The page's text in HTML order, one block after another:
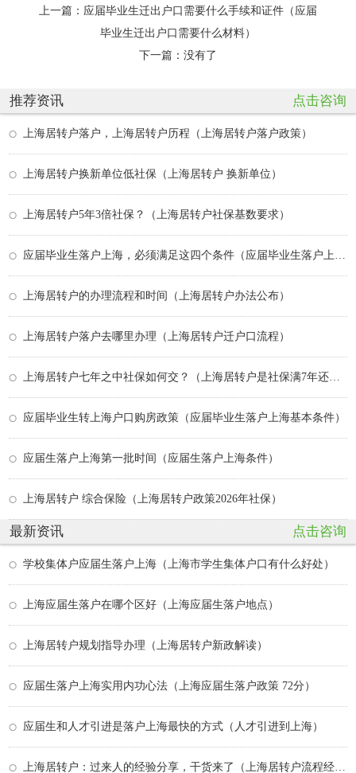
上一篇： 应届毕业生迁出户口需要什么手续和证件（应届
毕业生迁出户口需要什么材料）
下一篇：没有了
推荐资讯 点击咨询
上海居转户落户，上海居转户历程（上海居转户落户政策）
上海居转户换新单位低社保（上海居转户 换新单位）
上海居转户5年3倍社保？（上海居转户社保基数要求）
上海居转户的办理流程和时间（上海居转户办法公布）
上海居转户落户去哪里办理（上海居转户迁户口流程）
应届毕业生转上海户口购房政策（应届毕业生落户上海基本条件）
应届生落户上海第一批时间（应届生落户上海条件）
上海居转户 综合保险（上海居转户政策2026年社保）
最新资讯 点击咨询
学校集体户应届生落户上海（上海市学生集体户口有什么好处）
上海应届生落户在哪个区好（上海应届生落户地点）
上海居转户规划指导办理（上海居转户新政解读）
应届生落户上海实用内功心法（上海应届生落户政策 72分）
应届生和人才引进是落户上海最快的方式（人才引进到上海）